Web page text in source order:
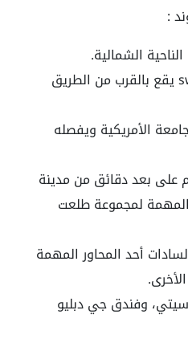
:
الشمالية.
swan lake new Cairo يقع بالقرب من الطريق
الأمريكية ويفصله
بعد دقائق من مدينة
لمجموعة طلعت
أحد المحاور المهمة
وفندق جي دبليو